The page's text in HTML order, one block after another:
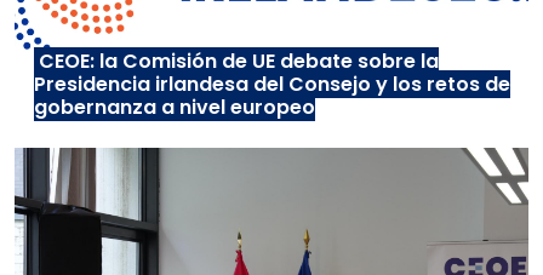
CEOE: la Comisión de UE debate sobre la
Presidencia irlandesa del Consejo y los retos de
gobernanza a nivel europeo